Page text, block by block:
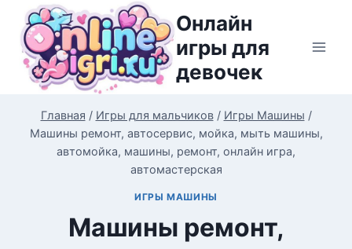
Перейти
содержимому
Онлайн
игры для
девочек
Главная / Игры для мальчиков / Игры Машины /
Машины ремонт, автосервис, мойка, мыть машины,
автомойка, машины, ремонт, онлайн игра,
автомастерская
ИГРЫ МАШИНЫ
Машины ремонт,